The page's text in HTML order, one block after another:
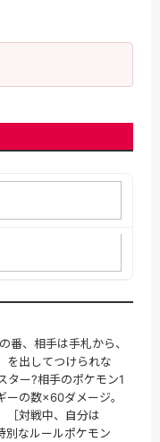
、相手は手札から、
を出してつけられな
ー?相手のポケモン1
の数×60ダメージ。
［対戦中、自分は
別なルールポケモン